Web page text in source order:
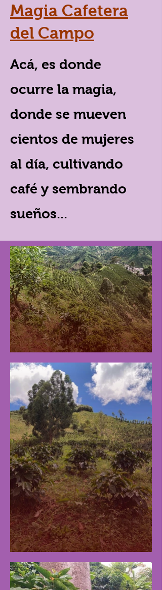
Magia Cafetera
del Campo
Acá, es donde
ocurre la magia,
donde se mueven
cientos de mujeres
al día, cultivando
café y sembrando
sueños...